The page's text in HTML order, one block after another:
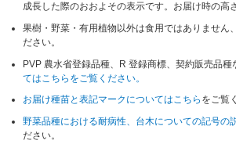
成長した際のおおよその表示です。お届け時の高
果樹・野菜・有用植物以外は食用ではありません
ださい。
PVP 農水省登録品種、R 登録商標、契約販売品種
てはこちらをご覧ください。
お届け種苗と表記マークについてはこちら をご覧
野菜品種における耐病性、台木についての記号の
ださい。